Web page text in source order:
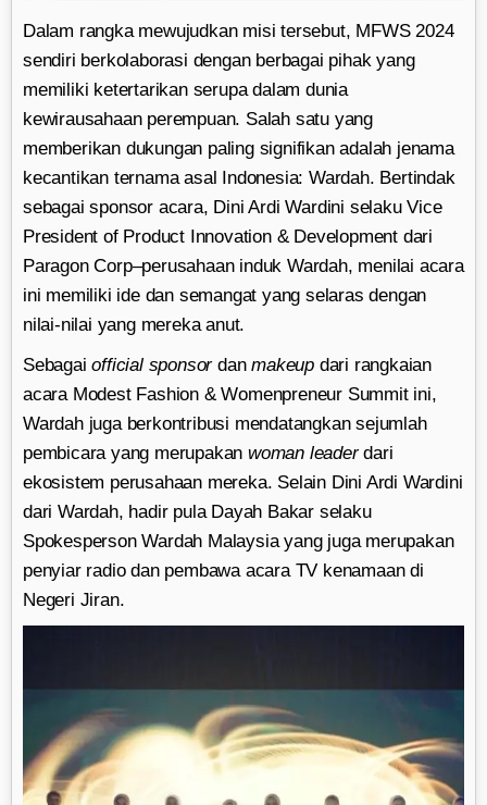
Dalam rangka mewujudkan misi tersebut, MFWS 2024
sendiri berkolaborasi dengan berbagai pihak yang
memiliki ketertarikan serupa dalam dunia
kewirausahaan perempuan. Salah satu yang
memberikan dukungan paling signifikan adalah jenama
kecantikan ternama asal Indonesia: Wardah. Bertindak
sebagai sponsor acara, Dini Ardi Wardini selaku Vice
President of Product Innovation & Development dari
Paragon Corp–perusahaan induk Wardah, menilai acara
ini memiliki ide dan semangat yang selaras dengan
nilai-nilai yang mereka anut.
Sebagaiofficial sponsordanmakeup dari rangkaian
acara Modest Fashion & Womenpreneur Summit ini,
Wardah juga berkontribusi mendatangkan sejumlah
pembicara yang merupakanwoman leaderdari
ekosistem perusahaan mereka. Selain Dini Ardi Wardini
dari Wardah, hadir pula Dayah Bakar selaku
Spokesperson Wardah Malaysia yang juga merupakan
penyiar radio dan pembawa acara TV kenamaan di
Negeri Jiran.